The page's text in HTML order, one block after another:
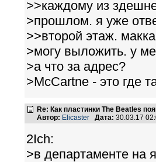
>>каждому из
>прошлом. я уже
>>второй этаж.
>могу выложить. у
>а что за адрес?
>McCartne - это где
Re: Как пластинки The Beatles
Автор: Elicaster Дата: 30.03.17
2Ich:
>в департаменте на